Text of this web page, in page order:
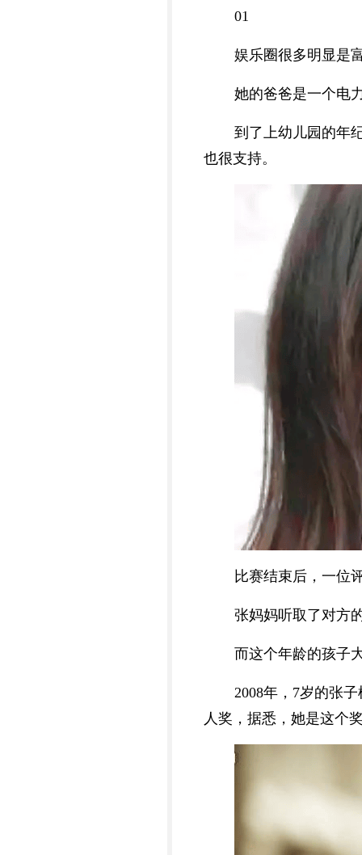
01
娱乐圈很多明显是
她的爸爸是一个电
到了上幼儿园的年
也很支持。
比赛结束后，一位
张妈妈听取了对方
而这个年龄的孩子
2008年，7岁的张
人奖，据悉，她是这个